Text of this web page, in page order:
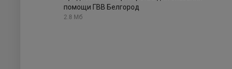
помощи ГВВ Белгород
2.8 Мб